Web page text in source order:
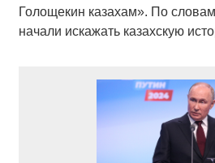
Голощекин казахам». По
начали искажать казахскую